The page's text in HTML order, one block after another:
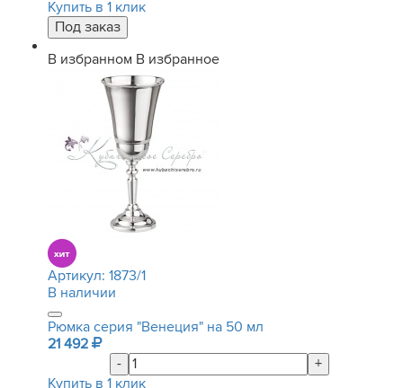
Купить в 1 клик
В избранном В избранное
Артикул: 1873/1
В наличии
Рюмка серия "Венеция" на 50 мл
21 492
-
+
Купить в 1 клик